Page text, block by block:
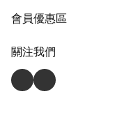
會員優惠區
關注我們